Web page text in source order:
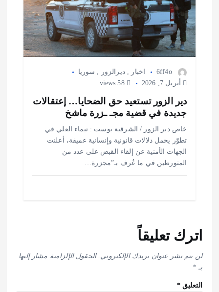
6ff4o اخبار ,ديرالزور , سوريا
أبريل 7, 2026
58 views
دير الزور تستعيد حق الضحايا… إعتقالات
جديدة في قضية مجـ ـزرة ماشخ
خاص دير الزور / الشرقية بوست : تيماء العلي في
تطوّر يحمل دلالات قانونية وإنسانية عميقة، أعلنت
الجهات الأمنية عن إلقاء القبض على عدد من
المتورطين في ما عُرف بـ”مجزرة…
اترك تعليقاً
لن يتم نشر عنوان بريدك الإلكتروني. الحقول الإلزامية مشار إليها
بـ *
التعليق*